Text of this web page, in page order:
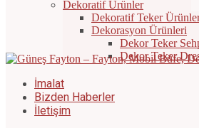
Dekoratif Ürünler
Dekoratif Teker
Dekorasyon Ürünleri
Dekor Teker
Dekor Teker
İmalat
Bizden Haberler
İletişim